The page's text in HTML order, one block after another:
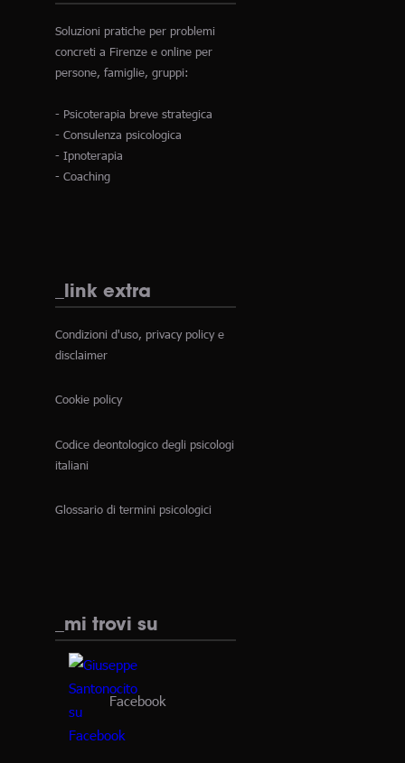
Soluzioni pratiche per problemi
concreti a Firenze e online per
persone, famiglie, gruppi:
- Psicoterapia breve strategica
- Consulenza psicologica
- Ipnoterapia
- Coaching
_link extra
Condizioni d'uso, privacy policy e
disclaimer
Cookie policy
Codice deontologico degli psicologi
italiani
Glossario di termini psicologici
_mi trovi su
Facebook